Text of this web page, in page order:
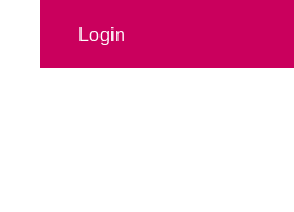
Login